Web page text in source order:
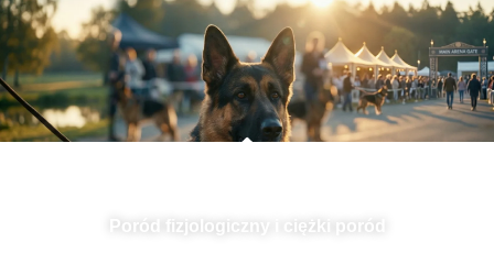
Poród fizjologiczny i ciężki poród